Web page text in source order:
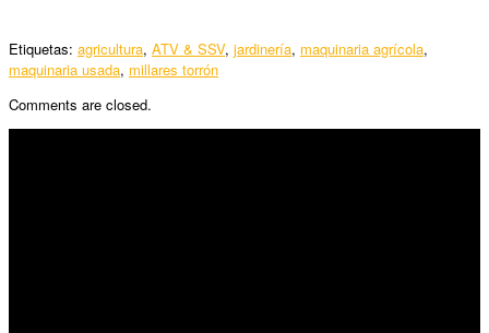
Etiquetas: agricultura, ATV & SSV, jardinería, maquinaria agrícola,
maquinaria usada, millares torrón
Comments are closed.